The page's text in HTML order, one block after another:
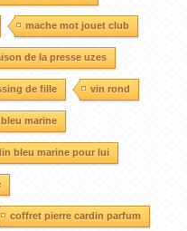
mache mot jouet club
de la presse uzes
de fille vin rond
marine
bleu marine pour lui
coffret pierre cardin parfum